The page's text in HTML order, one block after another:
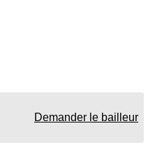
Demander le bailleur